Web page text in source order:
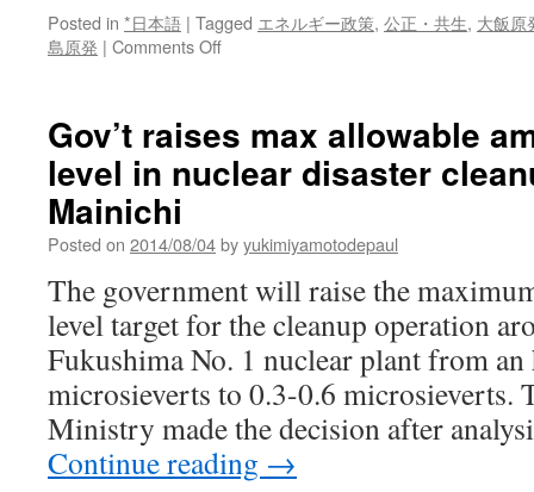
Posted in *日本語 | Tagged エネルギー政策, 公正・共生, 大飯原
島原発 | Comments Offon
発:
「運
転
し
止
め」
控
訴
審
第
１
回
弁
論
Gov’t raises max allowable
level in nuclear disaster
Mainichi
Posted on 2014/08/04byyukimiyamotodepaul
The government will raise the
level target for the cleanup operation
Fukushima No. 1 nuclear plant from
microsieverts to 0.3-0.6 microsieverts.
Ministry made the decision after
Continue reading →